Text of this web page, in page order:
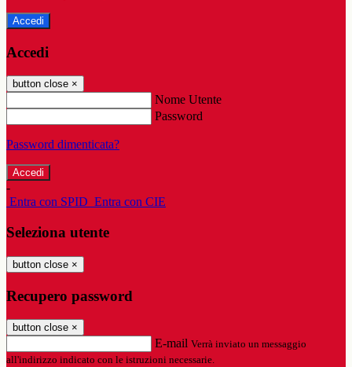
Accedi
Accedi
button close ×
Nome Utente
Password
Password dimenticata?
-
Entra con SPID Entra con CIE
Seleziona utente
button close ×
Recupero password
button close ×
E-mail Verrà inviato un messaggio
all'indirizzo indicato con le istruzioni necessarie.